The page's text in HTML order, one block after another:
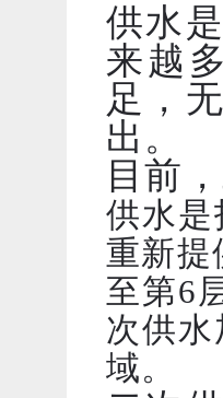
供水
来越
足，
出。
目前
供水
重新提
至第6
次供
域。